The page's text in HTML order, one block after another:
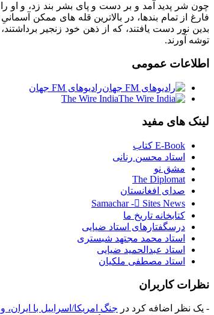
چون شر پدید آمد و بر دست و پای بشر بند زد، و او را
فارغ از تمام بندها، در بالاترین قله های ممکن
بدین نور دست یافتند، که از ذهن خود زنجیر
توشه آورند.
اطلاعات عمومی
رادیوهای FM جهان
The Wire India
لینک های مفید
E-Book کتاب
استاد محسن رنانی
مشق نو
The Diplomat
صدای افغانستان
Samachar - ُSites News
کتابخانه تاریخ ما
درسگفتارهای استاد ضیایی
استاد محمد مجتهد شبستری
استاد عبدالحمید ضیایی
استاد مصطفی ملکیان
نظرات کاربران
- یک نظر اضافه کرد در جنگ امریکا/اسراییل با ایران،